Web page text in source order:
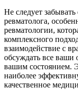
Не следует
ревматолога,
ревматологии,
комплексного
взаимодействие с
обсуждать все ваши
вашим состоянием.
наиболее
качественное